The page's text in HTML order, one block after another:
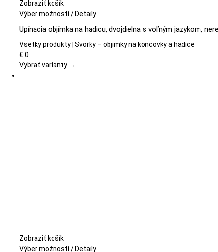
Zobraziť košík
Výber možnostíTento
má
viacero
Možnosti
/Detaily
Upínacia objímka na hadicu, dvojdielna s voľným jazykom,
Všetky produkty | Svorky – objímky na koncovky a hadice
€ 0
Vybrať varianty →
Zobraziť košík
Výber možností Tento
/Detaily